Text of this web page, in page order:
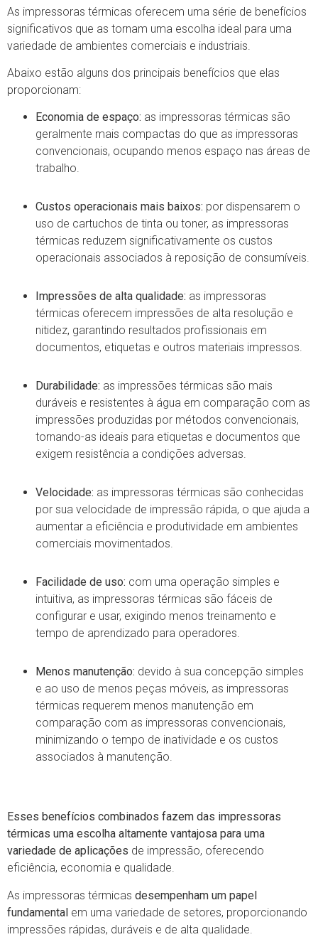
As impressoras térmicas oferecem uma série de benefícios
significativos que as tornam uma escolha ideal para uma
variedade de ambientes comerciais e industriais.
Abaixo estão alguns dos principais benefícios que elas
proporcionam:
Economia de espaço: as impressoras térmicas são
geralmente mais compactas do que as impressoras
convencionais, ocupando menos espaço nas áreas de
trabalho.
Custos operacionais mais baixos: por dispensarem o
uso de cartuchos de tinta ou toner, as impressoras
térmicas reduzem significativamente os custos
operacionais associados à reposição de consumíveis.
Impressões de alta qualidade: as impressoras
térmicas oferecem impressões de alta resolução e
nitidez, garantindo resultados profissionais em
documentos, etiquetas e outros materiais impressos.
Durabilidade: as impressões térmicas são mais
duráveis ​​e resistentes à água em comparação com as
impressões produzidas por métodos convencionais,
tornando-as ideais para etiquetas e documentos que
exigem resistência a condições adversas.
Velocidade: as impressoras térmicas são conhecidas
por sua velocidade de impressão rápida, o que ajuda a
aumentar a eficiência e produtividade em ambientes
comerciais movimentados.
Facilidade de uso: com uma operação simples e
intuitiva, as impressoras térmicas são fáceis de
configurar e usar, exigindo menos treinamento e
tempo de aprendizado para operadores.
Menos manutenção: devido à sua concepção simples
e ao uso de menos peças móveis, as impressoras
térmicas requerem menos manutenção em
comparação com as impressoras convencionais,
minimizando o tempo de inatividade e os custos
associados à manutenção.
Esses benefícios combinados fazem das impressoras
térmicas uma escolha altamente vantajosa para uma
variedade de aplicações de impressão, oferecendo
eficiência, economia e qualidade.
As impressoras térmicas desempenham um papel
fundamental em uma variedade de setores, proporcionando
impressões rápidas, duráveis e de alta qualidade.